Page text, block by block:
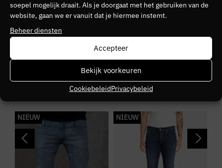
soepel mogelijk draait. Als je doorgaat met het gebruiken van de
website, gaan we er vanuit dat je hiermee instemt.
Beheer diensten
Accepteer
Bekijk voorkeuren
CookiebeleidPrivacybeleid
Merk
REPLAY
Kleurgroep
000.261
NIEUW NIEUW